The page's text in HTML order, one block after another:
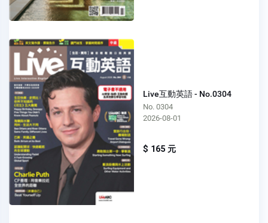
Live互動英語 - No.0304
No. 0304
2026-08-01
$ 165 元